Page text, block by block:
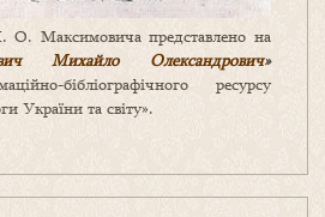
О. Максимовича представлено на
Михайло Олександрович»
бібліографічного ресурсу
України та світу».